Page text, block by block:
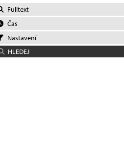
Fulltext
Čas
Nastavení
HLEDEJ